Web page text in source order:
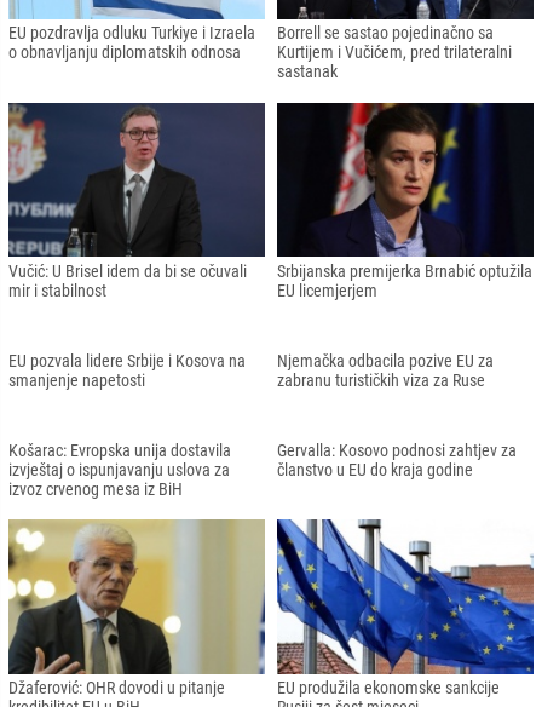
Bosna i Hercegovina zvanično postala
članica Mehanizma za civilnu zaštitu
EU-a
Borrell: EU će se suočiti s izazovnim
sedmicama zbog ruskog pritiska
Scholz: Članstvo zemalja Zapadnog
Balkana u EU-u je u našem interesu
Zapadni Balkan
EU pozdravlja odluku Turkiye i Izraela
o obnavljanju diplomatskih odnosa
Borrell se sastao pojedinačno sa
Kurtijem i Vučićem, pred trilateralni
sastanak